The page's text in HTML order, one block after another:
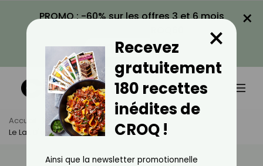
PROMO : -60% sur les offres 3 et 6 mois
VOIR LA PROMO
×
Accueil Actus
Minceur
Le Lait D'amande Est-Il Calorique ?
Recevez
gratuitement
180 recettes
inédites de
CROQ !
×
Ainsi que la newsletter promotionnelle